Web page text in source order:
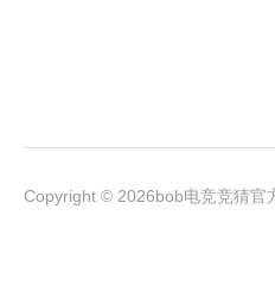
Copyright © 2026bob电竞竞猜